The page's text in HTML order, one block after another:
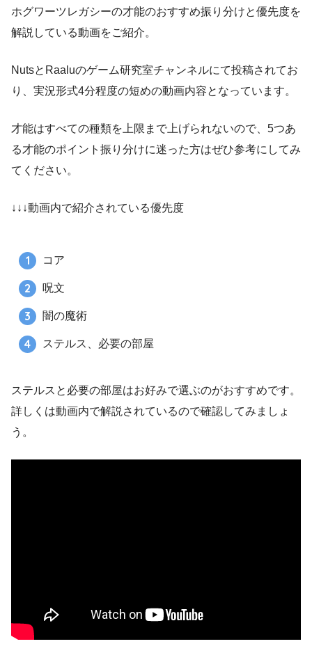
ホグワーツレガシーの才能のおすすめ振り分けと優先度を
解説している動画をご紹介。
NutsとRaaluのゲーム研究室チャンネルにて投稿されてお
り、実況形式4分程度の短めの動画内容となっています。
才能はすべての種類を上限まで上げられないので、5つあ
る才能のポイント振り分けに迷った方はぜひ参考にしてみ
てください。
↓↓↓動画内で紹介されている優先度
コア
呪文
闇の魔術
ステルス、必要の部屋
ステルスと必要の部屋はお好みで選ぶのがおすすめです。
詳しくは動画内で解説されているので確認してみましょ
う。